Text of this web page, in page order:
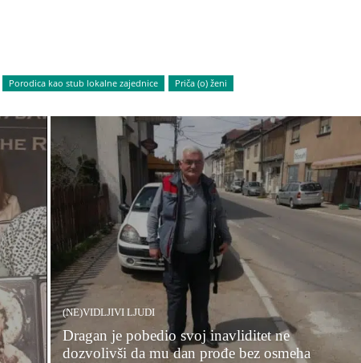
Porodica kao stub lokalne zajednice Priča (o) ženi
(NE)VIDLJIVI LJUDI
Dragan je pobedio svoj inavliditet ne
dozvolivši da mu dan prođe bez osmeha